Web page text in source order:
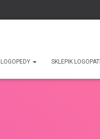
SKLEPIK